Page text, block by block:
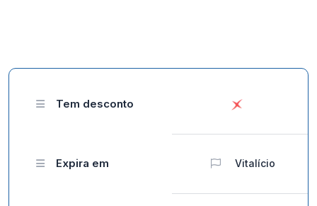
Tem desconto
Expira em Vitalício